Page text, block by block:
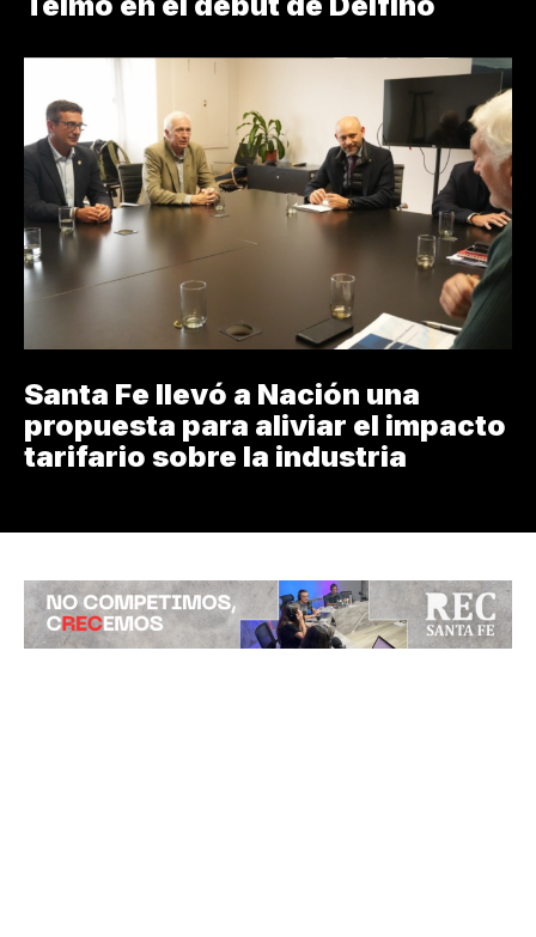
Santa Fe llevó a Nación una
propuesta para aliviar el impacto
tarifario sobre la industria